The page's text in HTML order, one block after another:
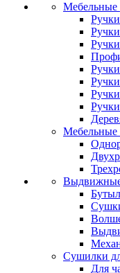
Мебельные
Мебельные
Сушилки
Для